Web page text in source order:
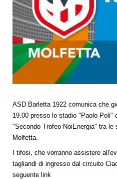
ASD Barletta 1922 comunica che
19.00 presso lo stadio "Paolo Poli"
"Secondo Trofeo NoiEnergia" tra le
Molfetta.
I tifosi, che vorranno assistere
tagliandi di ingresso dal circuito
seguente link